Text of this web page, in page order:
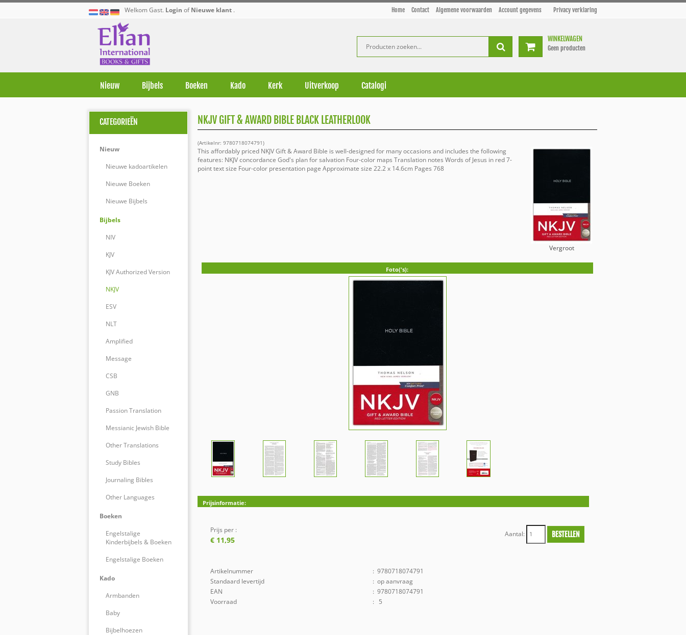
Welkom Gast. Login of Nieuwe klant . Home Contact Algemene voorwaarden Account gegevens Privacy verklaring
WINKELWAGEN
Geen producten
Nieuw Bijbels Boeken Kado Kerk Uitverkoop Catalogi
CATEGORIEËN
Nieuw
Nieuwe kadoartikelen
Nieuwe Boeken
Nieuwe Bijbels
Bijbels
NIV
KJV
KJV Authorized Version
NKJV
ESV
NLT
Amplified
Message
CSB
GNB
Passion Translation
Messianic Jewish Bible
Other Translations
Study Bibles
Journaling Bibles
Other Languages
Boeken
Engelstalige
Kinderbijbels & Boeken
Engelstalige Boeken
Kado
Armbanden
Baby
Bijbelhoezen
NKJV GIFT & AWARD BIBLE BLACK LEATHERLOOK
(Artikelnr: 9780718074791)
Vergroot
This affordably priced NKJV Gift & Award Bible is well-designed for many occasions and includes the following
features: NKJV concordance God's plan for salvation Four-color maps Translation notes Words of Jesus in red 7-
point text size Four-color presentation page Approximate size 22.2 x 14.6cm Pages 768
Foto('s):
Prijsinformatie:
Prijs per :
€ 11,95
Aantal: BESTELLEN
Artikelnummer : 9780718074791
Standaard levertijd
: op aanvraag
EAN
:
Voorraad
: 5